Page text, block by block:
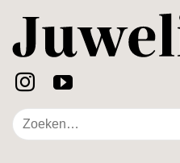
Zoeken
naar: